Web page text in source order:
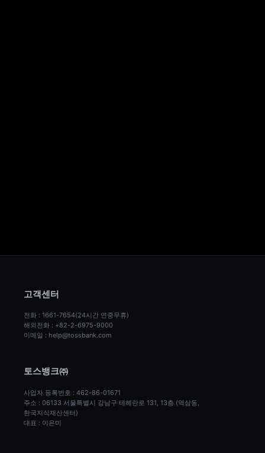
고객센터
전화 : 1661-7654(24시간 연중무휴)
해외전화 : +82-2-6975-9000
이메일 : help@tossbank.com
토스뱅크㈜
사업자 등록번호 : 462-86-01671
주소 : 06133 서울특별시 강남구 테헤란로 131, 13층 (역삼동,
한국지식재산센터)
대표 : 이은미